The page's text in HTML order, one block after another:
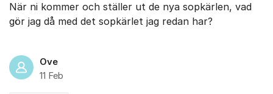
När ni kommer och ställer ut de nya sopkärlen, vad
gör jag då med det sopkärlet jag redan har?
Ove
11 Feb